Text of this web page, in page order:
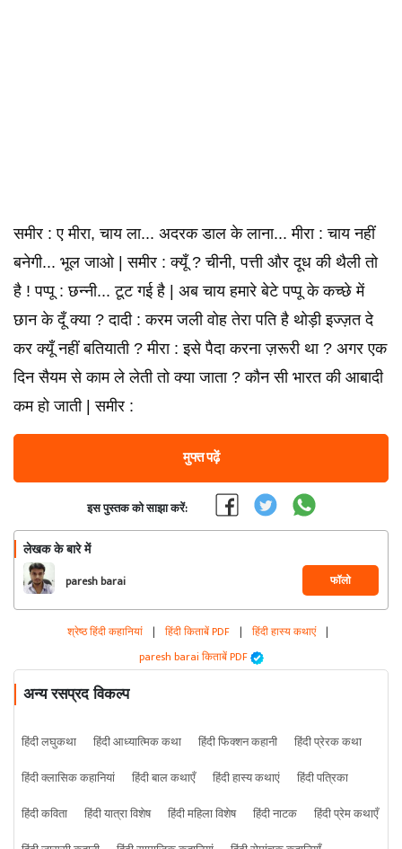
समीर : ए मीरा, चाय ला... अदरक डाल के लाना... मीरा : चाय नहीं
बनेगी... भूल जाओ | समीर : क्यूँ ? चीनी, पत्ती और दूध की थैली तो
है ! पप्पू : छन्नी... टूट गई है | अब चाय हमारे बेटे पप्पू के कच्छे में
छान के दूँ क्या ? दादी : करम जली वोह तेरा पति है थोड़ी इज्ज़त दे
कर क्यूँ नहीं बतियाती ? मीरा : इसे पैदा करना ज़रूरी था ? अगर एक
दिन सैयम से काम ले लेती तो क्या जाता ? कौन सी भारत की आबादी
कम हो जाती | समीर :
मुफ्त पढ़ें
इस पुस्तक को साझा करें:
लेखक के बारे में
paresh barai फॉलो
श्रेष्ठ हिंदी कहानियां | हिंदी किताबें PDF | हिंदी हास्य कथाएं |
paresh barai किताबें PDF
अन्य रसप्रद विकल्प
हिंदी लघुकथा हिंदी आध्यात्मिक कथा हिंदी फिक्शन कहानी
हिंदी प्रेरक कथा
हिंदी क्लासिक कहानियां
हिंदी बाल कथाएँ हिंदी हास्य कथाएं
हिंदी पत्रिका
हिंदी कविता
हिंदी यात्रा विशेष हिंदी महिला विशेष हिंदी नाटक
हिंदी प्रेम कथाएँ